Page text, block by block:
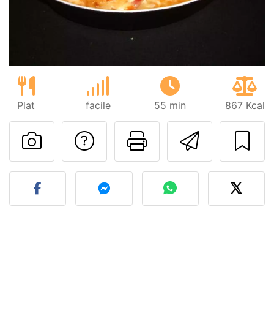
Plat facile 55 min 867 Kcal
Imprimer
Poser une
Publier votre photo de